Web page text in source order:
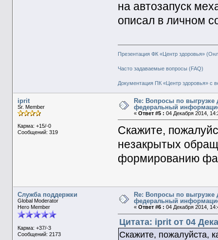
на автозапуск
описал в личном
Презентация ФК «Центр здоровья»
Часто задаваемые вопросы (FAQ)
Документация ПК «Центр здоровья» с
iprit
Sr. Member
Карма: +15/-0
Сообщений: 319
Re: Вопросы по
федеральный
« Ответ #5 : 04 Декабря 2014,
Скажите,
незакрытых
формированию
Служба поддержки
Global Moderator
Hero Member
Карма: +37/-3
Сообщений: 2173
Re: Вопросы по
федеральный
« Ответ #6 : 04 Декабря 2014,
Цитата: iprit от 04
Скажите, пожалуйста,